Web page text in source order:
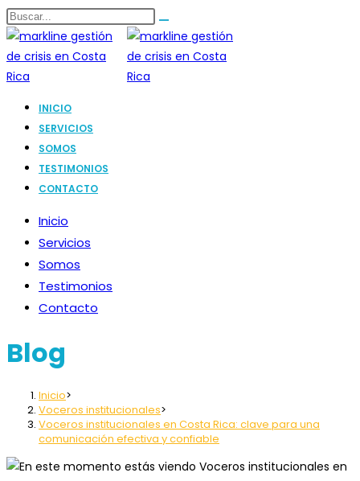
Ir
al
contenido
Buscar
en
esta
web
la
búsqueda
INICIO
SERVICIOS
SOMOS
TESTIMONIOS
CONTACTO
Inicio
Servicios
Somos
Testimonios
Contacto
Blog
Inicio>
Voceros institucionales>
Voceros institucionales en Costa Rica: clave para una
comunicación efectiva y confiable